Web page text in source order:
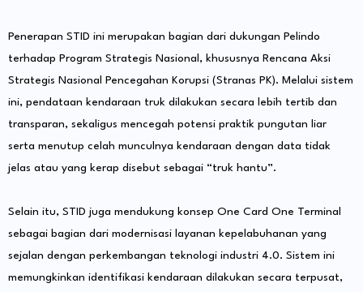
Penerapan STID ini merupakan bagian dari dukungan Pelindo
terhadap Program Strategis Nasional, khususnya Rencana Aksi
Strategis Nasional Pencegahan Korupsi (Stranas PK). Melalui sistem
ini, pendataan kendaraan truk dilakukan secara lebih tertib dan
transparan, sekaligus mencegah potensi praktik pungutan liar
serta menutup celah munculnya kendaraan dengan data tidak
jelas atau yang kerap disebut sebagai “truk hantu”.
Selain itu, STID juga mendukung konsep One Card One Terminal
sebagai bagian dari modernisasi layanan kepelabuhanan yang
sejalan dengan perkembangan teknologi industri 4.0. Sistem ini
memungkinkan identifikasi kendaraan dilakukan secara terpusat,